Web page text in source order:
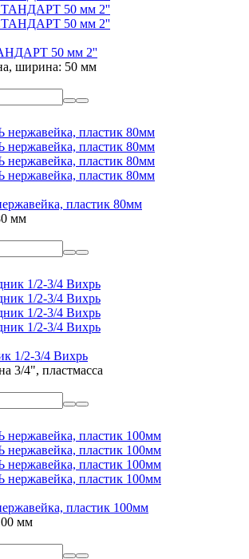
50 мм 2''
ширина: 50 мм
пластик 80мм
мм
1/2-3/4 Вихрь
3/4", пластмасса
пластик 100мм
мм